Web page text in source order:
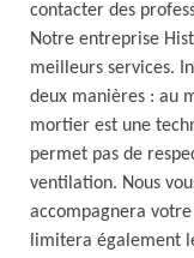
contacter des
Notre entreprise
meilleurs services.
deux manières : au
mortier est une
permet pas de
ventilation. Nous
accompagnera
limitera également